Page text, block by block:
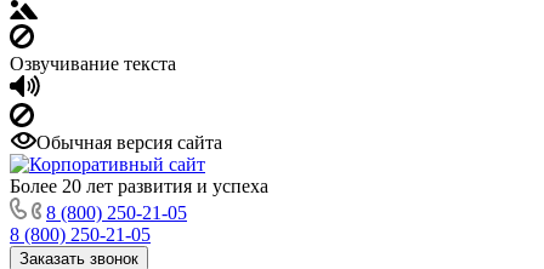
Озвучивание текста
Обычная версия сайта
Более 20 лет развития и успеха
8 (800) 250-21-05
8 (800) 250-21-05
Заказать звонок